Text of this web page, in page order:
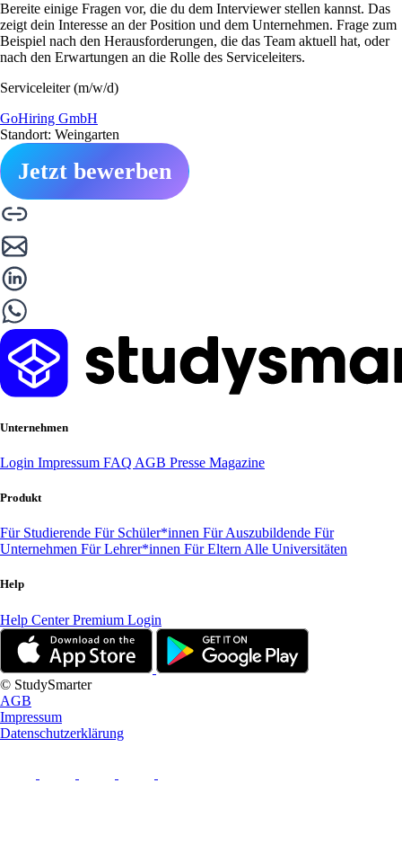
Bereite einige Fragen vor, die du dem Interviewer stellen kannst. Das
zeigt dein Interesse an der Position und dem Unternehmen. Frage zum
Beispiel nach den Herausforderungen, die das Team aktuell hat, oder
nach den Erwartungen an die Rolle des Serviceleiters.
Serviceleiter (m/w/d)
GoHiring GmbH
Standort: Weingarten
Jetzt bewerben
Unternehmen
Login Impressum FAQ AGB Presse Magazine
Produkt
Für Studierende Für Schüler*innen Für Auszubildende Für
Unternehmen Für Lehrer*innen Für Eltern Alle Universitäten
Help
Help CenterPremium Login
© StudySmarter
AGB
Impressum
Datenschutzerklärung